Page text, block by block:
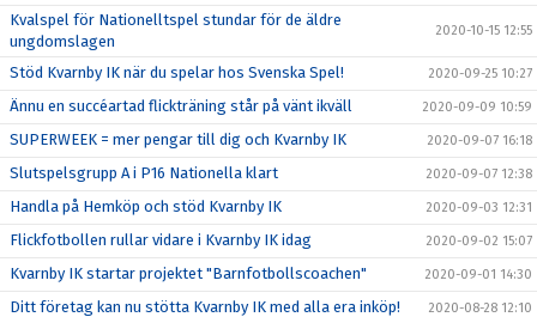
Kvalspel för Nationelltspel stundar för de äldre
ungdomslagen
2020-10-15 12:55
Stöd Kvarnby IK när du spelar hos Svenska Spel! 2020-09-25 10:27
Ännu en succéartad flickträning står på vänt ikväll 2020-09-09 10:59
SUPERWEEK = mer pengar till dig och Kvarnby IK 2020-09-07 16:18
Slutspelsgrupp A i P16 Nationella klart 2020-09-07 12:38
Handla på Hemköp och stöd Kvarnby IK 2020-09-03 12:31
Flickfotbollen rullar vidare i Kvarnby IK idag 2020-09-02 15:07
Kvarnby IK startar projektet "Barnfotbollscoachen" 2020-09-01 14:30
Ditt företag kan nu stötta Kvarnby IK med alla era inköp! 2020-08-28 12:10